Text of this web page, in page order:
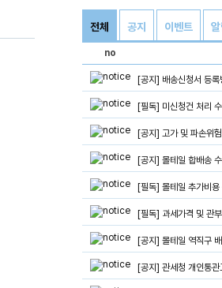
전체 공지 이벤트 알
no
[공지] 배송신청서 등
[필독] 미신청건 처리
[공지] 고가 및 파손위
[공지] 몰테일 합배송
[필독] 몰테일 추가비용
[필독] 과세가격 및 관
[공지] 몰테일 역직구
[공지] 관세청 개인통